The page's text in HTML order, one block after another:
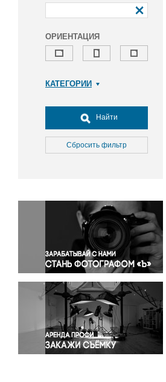
ОРИЕНТАЦИЯ
КАТЕГОРИИ
Досуг, туризм и отдых
Культура
Медицина
Окружающая среда
Политика
Правосудие
Происшествия и конфликты
Религия
Светская жизнь
Спорт
Экология
Экономика и бизнес
Найти
Сбросить фильтр